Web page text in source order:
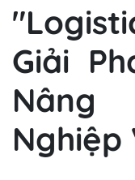
Giải
Nâng
Nghiệp